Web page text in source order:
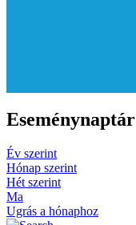
Eseménynaptár
Év szerint
Hónap szerint
Hét szerint
Ma
Ugrás a hónaphoz